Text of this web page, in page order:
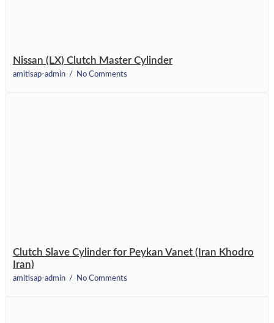
Nissan (LX) Clutch Master Cylinder
amitisap-admin No Comments
Clutch Slave Cylinder for Peykan Vanet (Iran Khodro
Iran)
amitisap-admin No Comments